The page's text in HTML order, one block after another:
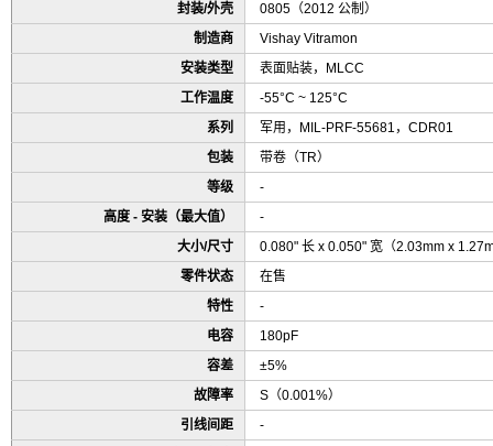
封装/外壳
0805（2012 公制）
制造商
Vishay Vitramon
安装类型
表面贴装，MLCC
工作温度
-55°C ~ 125°C
系列
军用，MIL-PRF-55681，CDR01
包装
带卷（TR）
等级
-
高度 - 安装（最大值）
-
大小/尺寸
0.080" 长 x 0.050" 宽（2.03mm x
零件状态
在售
特性
-
电容
180pF
容差
±5%
故障率
S（0.001%）
引线间距
-